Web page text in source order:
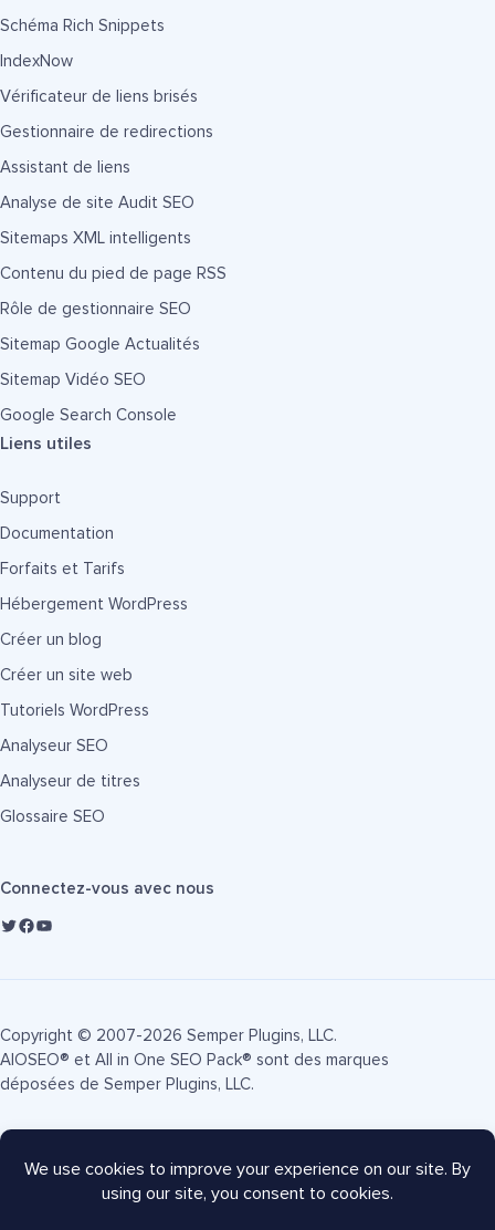
Schéma Rich Snippets
IndexNow
Vérificateur de liens brisés
Gestionnaire de redirections
Assistant de liens
Analyse de site Audit SEO
Sitemaps XML intelligents
Contenu du pied de page RSS
Rôle de gestionnaire SEO
Sitemap Google Actualités
Sitemap Vidéo SEO
Google Search Console
Liens utiles
Support
Documentation
Forfaits et Tarifs
Hébergement WordPress
Créer un blog
Créer un site web
Tutoriels WordPress
Analyseur SEO
Analyseur de titres
Glossaire SEO
Connectez-vous avec nous
Copyright © 2007-2026 Semper Plugins, LLC.
AIOSEO® et All in One SEO Pack® sont des marques
déposées de Semper Plugins, LLC.
Conditions d'utilisation
Divulgation FTC
Plan du site Coupon AIOSEO